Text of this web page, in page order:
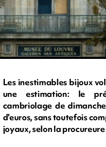
Les inestimables bijoux
une estimation: le
cambriolage de
d'euros, sans toutefois
joyaux, selon la